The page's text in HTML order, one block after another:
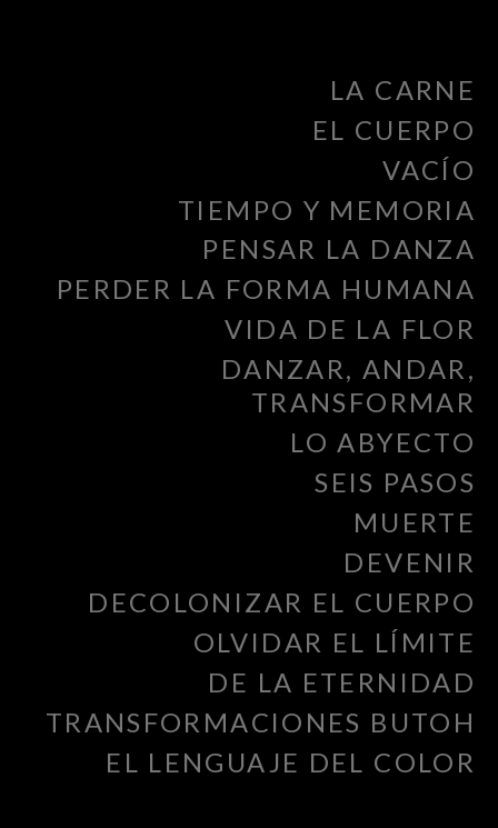
LA CARNE
EL CUERPO
VACÍO
TIEMPO Y MEMORIA
PENSAR LA DANZA
PERDER LA FORMA HUMANA
VIDA DE LA FLOR
DANZAR, ANDAR,
TRANSFORMAR
LO ABYECTO
SEIS PASOS
MUERTE
DEVENIR
DECOLONIZAR EL CUERPO
OLVIDAR EL LÍMITE
DE LA ETERNIDAD
TRANSFORMACIONES BUTOH
EL LENGUAJE DEL COLOR